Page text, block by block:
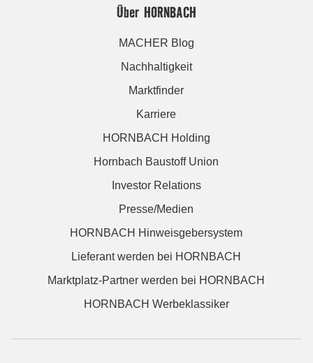
Über HORNBACH
MACHER Blog
Nachhaltigkeit
Marktfinder
Karriere
HORNBACH Holding
Hornbach Baustoff Union
Investor Relations
Presse/Medien
HORNBACH Hinweisgebersystem
Lieferant werden bei HORNBACH
Marktplatz-Partner werden bei HORNBACH
HORNBACH Werbeklassiker